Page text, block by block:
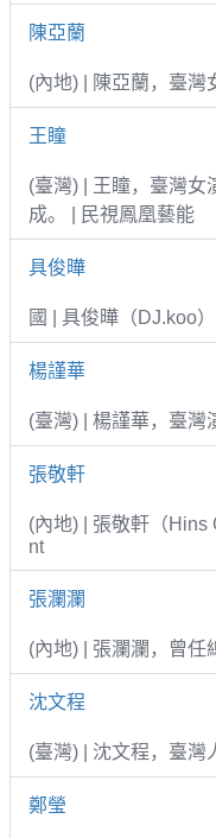
陳亞蘭
(內地) | 陳亞蘭，臺灣
王瞳
(臺灣) | 王瞳，臺灣女
成。 | 民視鳳凰藝能
具俊曄
國 | 具俊曄（DJ.koo）
楊謹華
(臺灣) | 楊謹華，臺灣
張敬軒
(內地) | 張敬軒（Hins
nt
張瀾瀾
(內地) | 張瀾瀾，曾任
沈文程
(臺灣) | 沈文程，臺灣
鄭瑩